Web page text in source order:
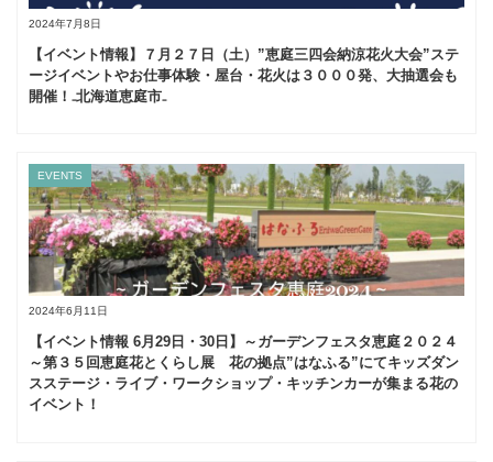
2024年7月8日
【イベント情報】７月２７日（土）”恵庭三四会納涼花火大会”ステ
ージイベントやお仕事体験・屋台・花火は３０００発、大抽選会も
開催！₋北海道恵庭市₋
2024年6月11日
EVENTS
【イベント情報 6月29日・30日】～ガーデンフェスタ恵庭２０２４
～第３５回恵庭花とくらし展 花の拠点”はなふる”にてキッズダン
スステージ・ライブ・ワークショップ・キッチンカーが集まる花の
イベント！